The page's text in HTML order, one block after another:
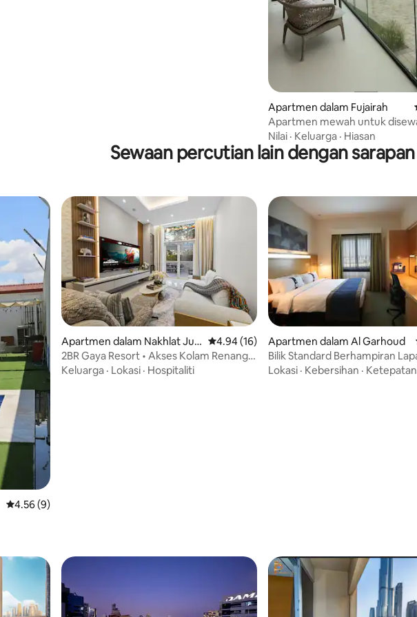
Apartmen dalam Fujairah
Apartmen mewah untuk
the address
Nilai · Keluarga · Hiasan
Sewaan percutian lain dengan sarapan
Penarafan purata 4.56 daripada 5, 9 ulasan
4.56 (9)
Apartmen dalam Nakhlat Ju
meira
Penarafan purata 4.94 daripada 5, 16 ulasan
4.94 (16)
2BR Gaya Resort • Akses Kolam Renang •
Pantai Persendirian
Keluarga · Lokasi · Hospitaliti
Apartmen dalam Al Garhoud
Bilik Standard Berhampiran
Terbang Dxb Dengan Sarapan
Lokasi · Kebersihan · Ketepatan